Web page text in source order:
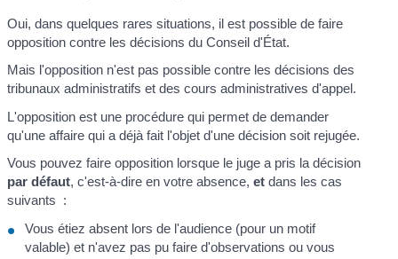
Oui, dans quelques rares situations, il est possible de faire
opposition contre les décisions du Conseil d'État.
Mais l'opposition n'est pas possible contre les décisions des
tribunaux administratifs et des cours administratives d'appel.
L'opposition est une procédure qui permet de demander
qu'une affaire qui a déjà fait l'objet d'une décision soit rejugée.
Vous pouvez faire opposition lorsque le juge a pris la décision
par défaut, c'est-à-dire en votre absence,et dans les cas
suivants :
Vous étiez absent lors de l'audience (pour un motif
valable) et n'avez pas pu faire d'observations ou vous